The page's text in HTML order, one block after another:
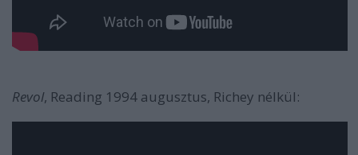
Revol, Reading 1994 augusztus, Richey nélkül: